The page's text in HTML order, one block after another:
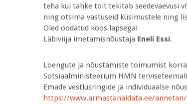
teha kui tahke toit tekitab seedevaevusi
ning otsima vastuseid küsimustele ning
Oled oodatud koos lapsega!
Läbiviija imetamisnõustaja Eneli Essi.
Loengute ja nõustamiste toimumist
Sotsiaalministeerium HMN
Emade vestlusringide ja individuaalse
https://www.armastanaidata.ee/